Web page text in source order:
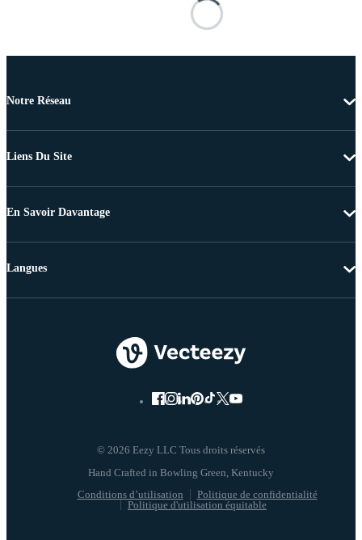
Notre Réseau
Liens Du Site
En Savoir Davantage
© 2026 Eezy LLC Tous droits réservés
Conditions d’utilisation
Politique de confidentialité
Politique d'utilisation équitable
Langues